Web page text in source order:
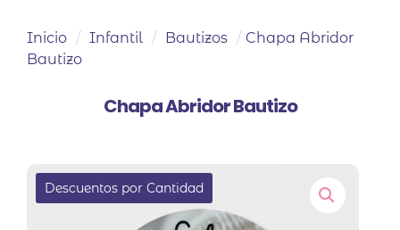
Inicio / Infantil / Bautizos / Chapa Abridor
Bautizo
Chapa Abridor Bautizo